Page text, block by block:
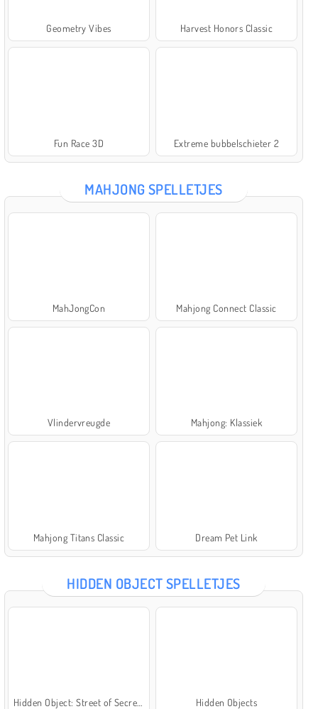
Geometry Vibes Harvest Honors Classic
Fun Race 3D Extreme bubbelschieter 2
MAHJONG SPELLETJES
MahJongCon Mahjong Connect Classic
Vlindervreugde Mahjong: Klassiek
Mahjong Titans Classic Dream Pet Link
HIDDEN OBJECT SPELLETJES
Hidden Objects